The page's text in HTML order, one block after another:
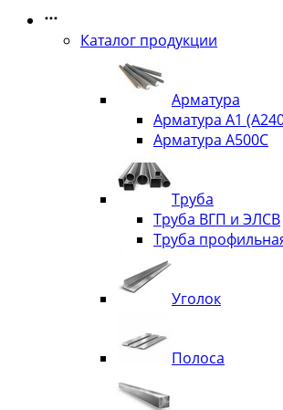
Каталог продукции
Арматура
Арматура А1
Арматура А500С
Труба
Труба ВГП и ЭЛСВ
Труба
Уголок
Полоса